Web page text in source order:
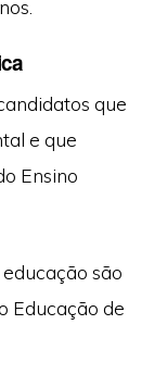
que
e que
Ensino
são
Educação de